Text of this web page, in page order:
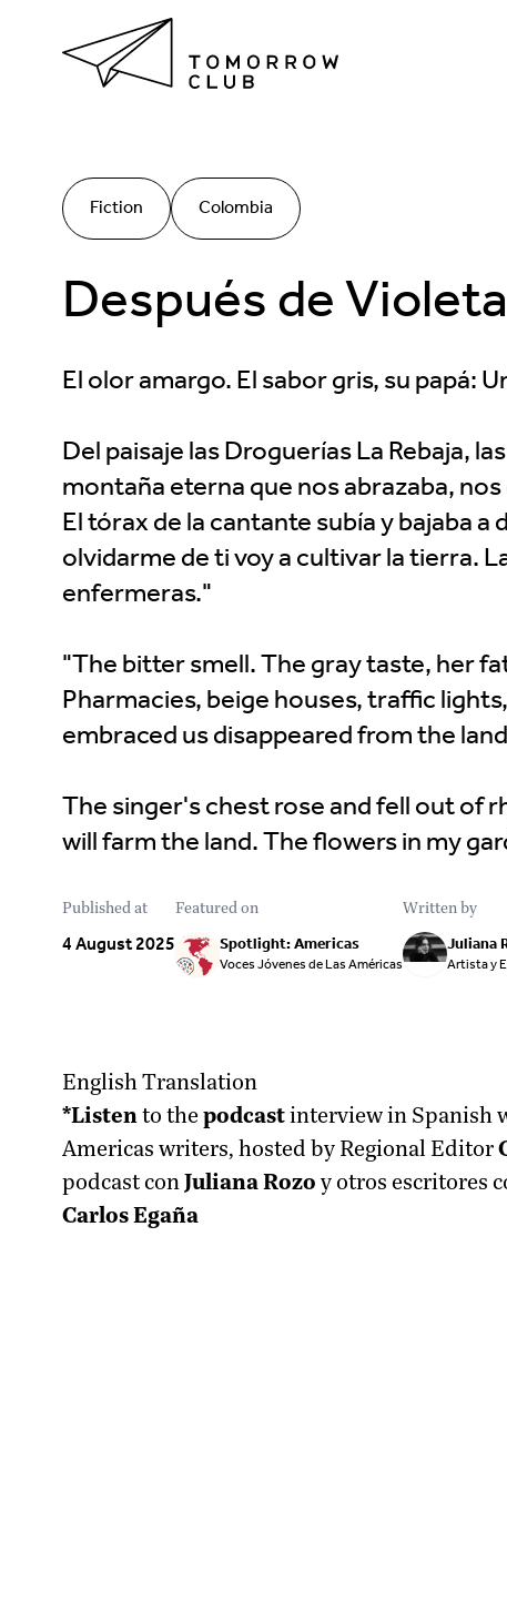
Fiction Colombia
Después de
El olor amargo. El sabor gris, su papá:
Del paisaje las Droguerías La Rebaja,
montaña eterna que nos abrazaba,
El tórax de la cantante subía y bajaba
olvidarme de ti voy a cultivar la tierra.
enfermeras."
"The bitter smell. The gray taste, her
Pharmacies, beige houses, traffic
embraced us disappeared from the
The singer's chest rose and fell out of
will farm the land. The flowers in my
Published at
4 August 2025
Featured on
Spotlight: Americas
Voces Jóvenes de Las Américas
Written by
Juliana
Artista y
English Translation
*Listento thepodcastinterview in Spanish
Americas writers, hosted by Regional Editor
podcast conJuliana Rozo y otros escritores
Carlos Egaña